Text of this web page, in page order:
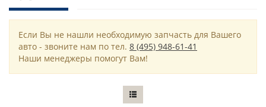
Если Вы не нашли необходимую запчасть для Вашего
авто - звоните нам по тел. 8 (495) 948-61-41
Наши менеджеры помогут Вам!